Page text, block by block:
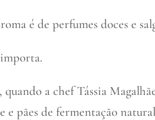
é de perfumes doces e
a chef Tássia
e pães de fermentação